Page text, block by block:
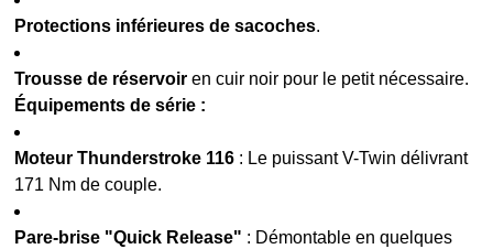
Protections inférieures de sacoches.
Trousse de réservoir en cuir noir pour le petit nécessaire.
Équipements de série :
Moteur Thunderstroke 116 : Le puissant V-Twin délivrant
171 Nm de couple.
Pare-brise "Quick Release" : Démontable en quelques